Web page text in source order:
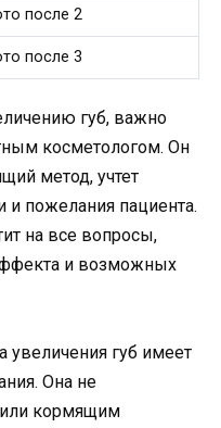
губ, важно
косметологом. Он
метод, учтет
и пожелания пациента.
на все вопросы,
и возможных
увеличения губ имеет
Она не
кормящим